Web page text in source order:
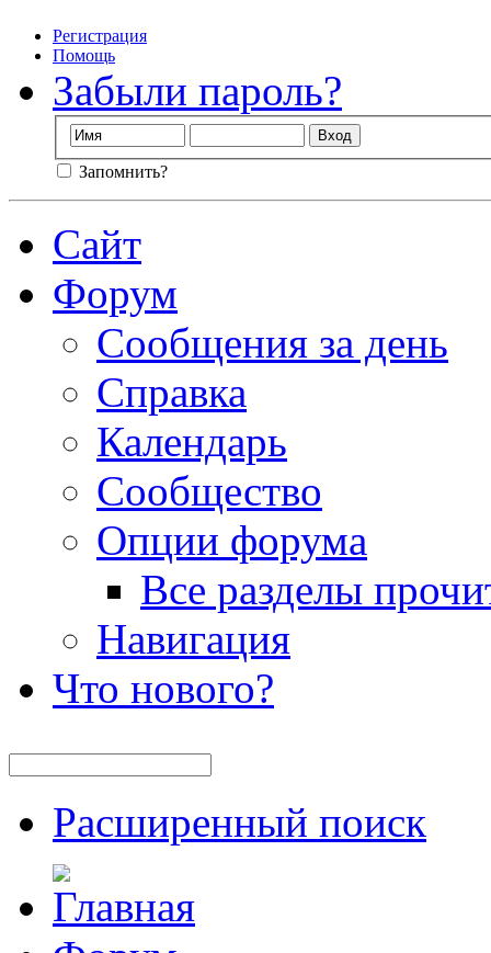
Регистрация
Помощь
Забыли пароль?
Запомнить?
Сайт
Форум
Сообщения за день
Справка
Календарь
Сообщество
Опции форума
Все разделы
Навигация
Что нового?
Расширенный поиск